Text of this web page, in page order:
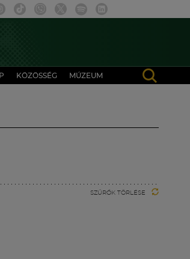
KÖZÖSSÉG MÚZEUM
SZŰRŐK TÖRLÉSE